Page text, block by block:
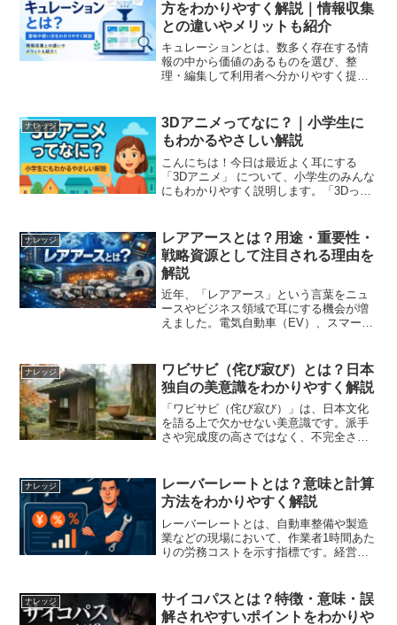
方をわかりやすく解説｜情報収集
との違いやメリットも紹介
キュレーションとは、数多く存在する情
報の中から価値のあるものを選び、整
理・編集して利用者へ分かりやすく提供
信されているため、必要な情報を効率よ
く得る手段としてキュレー...
ナレッジ
3Dアニメってなに？｜小学生に
もわかるやさしい解説
こんにちは！今日は最近よく耳にする
「3Dアニメ」 について、小学生のみんな
にもわかりやすく説明します。「3Dって
みてください。3Dアニメとは？3Dアニメ
は、コンピュー...
ナレッジ
レアアースとは？用途・重要性・
戦略資源として注目される理由を
解説
近年、「レアアース」という言葉をニュ
ースやビジネス領域で耳にする機会が増
えました。電気自動車（EV）、スマート
く関係する重要な資源です。本記事では
レアアースとは何か、そ...
ナレッジ
ワビサビ（侘び寂び）とは？日本
独自の美意識をわかりやすく解説
「ワビサビ（侘び寂び）」は、日本文化
を語る上で欠かせない美意識です。派手
さや完成度の高さではなく、不完全さ・
さまざまな分野に深く根付いています。
本記事では、ワビサビの意...
ナレッジ
レーバーレートとは？意味と計算
方法をわかりやすく解説
レーバーレートとは、自動車整備や製造
業などの現場において、作業者1時間あた
りの労務コストを示す指標です。経営管
コスト管理の精度が大きく向上します。
本記事ではレーバーレー...
ナレッジ
サイコパスとは？特徴・意味・誤
解されやすいポイントをわかりや